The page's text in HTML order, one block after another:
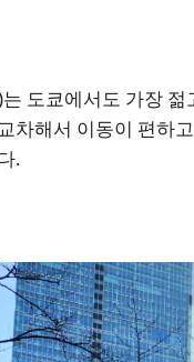
도쿄에서도 가장
차해서 이동이 편하
.